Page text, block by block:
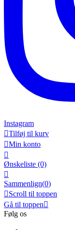
Instagram
Tilføj til kurv
Min konto

Ønskeliste (0)

Sammenlign(0)
Scroll til toppen
Gå til toppen
Følg os